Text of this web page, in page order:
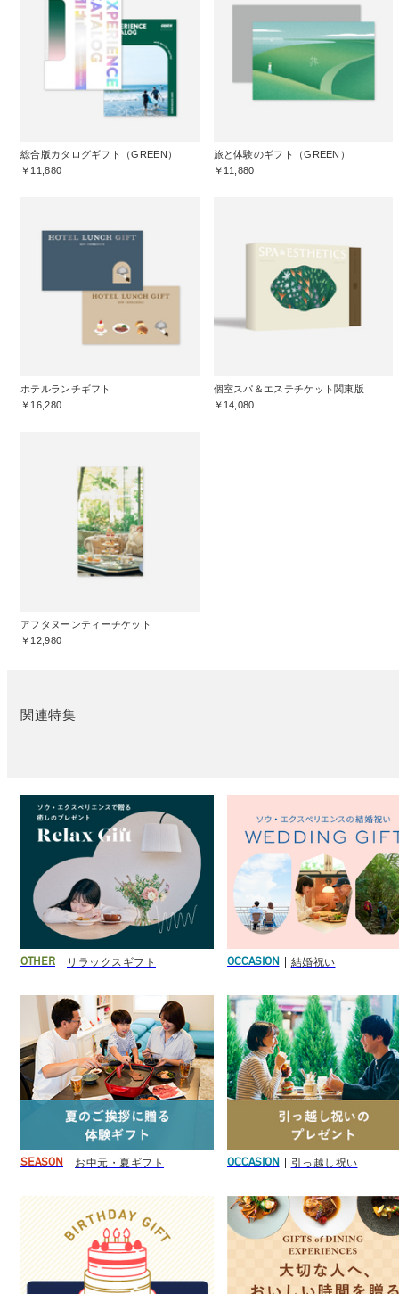
総合版カタログギフト（GREEN）
￥11,880
旅と体験のギフト（GREEN）
￥11,880
ホテルランチギフト
￥16,280
個室スパ＆エステチケット関東版
￥14,080
アフタヌーンティーチケット
￥12,980
関連特集
OTHER リラックスギフト OCCASION 結婚祝い
SEASON お中元・夏ギフト OCCASION 引っ越し祝い